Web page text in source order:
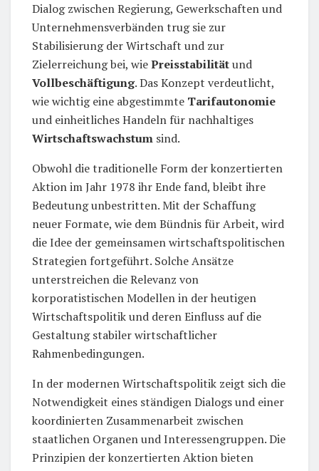
Dialog zwischen Regierung, Gewerkschaften und
Unternehmensverbänden trug sie zur
Stabilisierung der Wirtschaft und zur
Zielerreichung bei, wiePreisstabilitätund
Vollbeschäftigung. Das Konzept verdeutlicht,
wie wichtig eine abgestimmte Tarifautonomie
und einheitliches Handeln für nachhaltiges
Wirtschaftswachstum sind.
Obwohl die traditionelle Form der konzertierten
Aktion im Jahr 1978 ihr Ende fand, bleibt ihre
Bedeutung unbestritten. Mit der Schaffung
neuer Formate, wie dem Bündnis für Arbeit, wird
die Idee der gemeinsamen wirtschaftspolitischen
Strategien fortgeführt. Solche Ansätze
unterstreichen die Relevanz von
korporatistischen Modellen in der heutigen
Wirtschaftspolitik und deren Einfluss auf die
Gestaltung stabiler wirtschaftlicher
Rahmenbedingungen.
In der modernen Wirtschaftspolitik zeigt sich die
Notwendigkeit eines ständigen Dialogs und einer
koordinierten Zusammenarbeit zwischen
staatlichen Organen und Interessengruppen. Die
Prinzipien der konzertierten Aktion bieten